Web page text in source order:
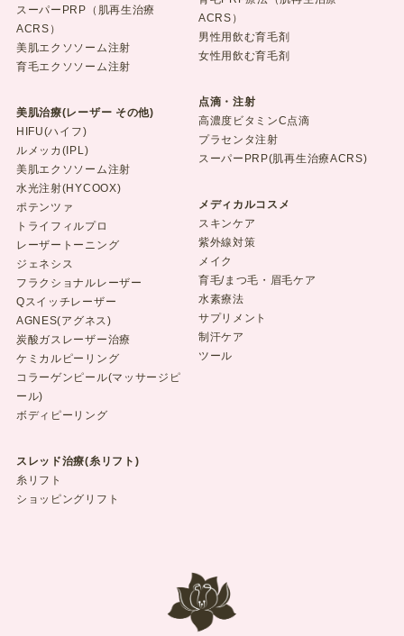
スーパーPRP（肌再生治療
ACRS）
美肌エクソソーム注射
育毛エクソソーム注射
美肌治療(レーザー その他)
HIFU(ハイフ)
ルメッカ(IPL)
美肌エクソソーム注射
水光注射(HYCOOX)
ポテンツァ
トライフィルプロ
レーザートーニング
ジェネシス
フラクショナルレーザー
Qスイッチレーザー
AGNES(アグネス)
炭酸ガスレーザー治療
ケミカルピーリング
コラーゲンピール(マッサージピ
ール)
ボディピーリング
スレッド治療(糸リフト)
糸リフト
ショッピングリフト
ACRS）
男性用飲む育毛剤
女性用飲む育毛剤
点滴・注射
高濃度ビタミンC点滴
プラセンタ注射
スーパーPRP(肌再生治療ACRS)
メディカルコスメ
スキンケア
紫外線対策
メイク
育毛/まつ毛・眉毛ケア
水素療法
サプリメント
制汗ケア
ツール